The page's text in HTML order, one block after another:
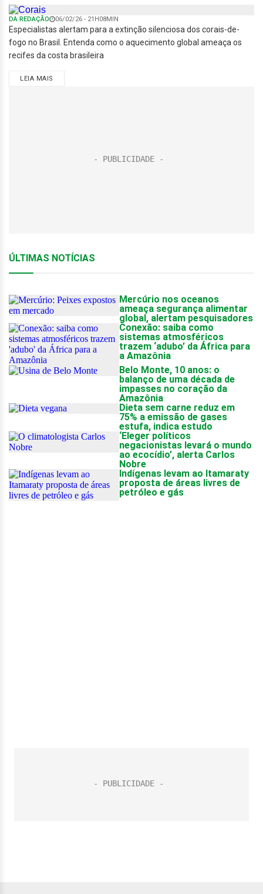
DA REDAÇÃO 06/02/26 - 21H08MIN
Especialistas alertam para a extinção silenciosa dos corais-de-
fogo no Brasil. Entenda como o aquecimento global ameaça os
recifes da costa brasileira
LEIA MAIS